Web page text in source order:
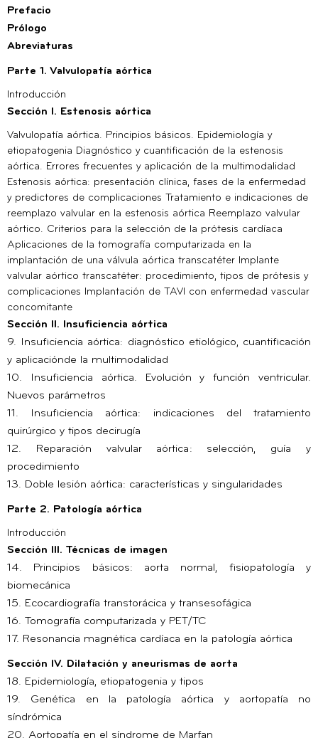
Prefacio
Prólogo
Abreviaturas
Parte 1. Valvulopatía aórtica
Introducción
Sección I. Estenosis aórtica
Valvulopatía aórtica. Principios básicos. Epidemiología y
etiopatogenia Diagnóstico y cuantificación de la estenosis
aórtica. Errores frecuentes y aplicación de la multimodalidad
Estenosis aórtica: presentación clínica, fases de la enfermedad
y predictores de complicaciones Tratamiento e indicaciones de
reemplazo valvular en la estenosis aórtica Reemplazo valvular
aórtico. Criterios para la selección de la prótesis cardíaca
Aplicaciones de la tomografía computarizada en la
implantación de una válvula aórtica transcatéter Implante
valvular aórtico transcatéter: procedimiento, tipos de prótesis y
complicaciones Implantación de TAVI con enfermedad vascular
concomitante
Sección II. Insuficiencia aórtica
9. Insuficiencia aórtica: diagnóstico etiológico, cuantificación
y aplicaciónde la multimodalidad
10. Insuficiencia aórtica. Evolución y función ventricular.
Nuevos parámetros
11. Insuficiencia aórtica: indicaciones del tratamiento
quirúrgico y tipos decirugía
12. Reparación valvular aórtica: selección, guía y
procedimiento
13. Doble lesión aórtica: características y singularidades
Parte 2. Patología aórtica
Introducción
Sección III. Técnicas de imagen
14. Principios básicos: aorta normal, fisiopatología y
biomecánica
15. Ecocardiografía transtorácica y transesofágica
16. Tomografía computarizada y PET/TC
17. Resonancia magnética cardíaca en la patología aórtica
Sección IV. Dilatación y aneurismas de aorta
18. Epidemiología, etiopatogenia y tipos
19. Genética en la patología aórtica y aortopatía no
síndrómica
20. Aortopatía en el síndrome de Marfan